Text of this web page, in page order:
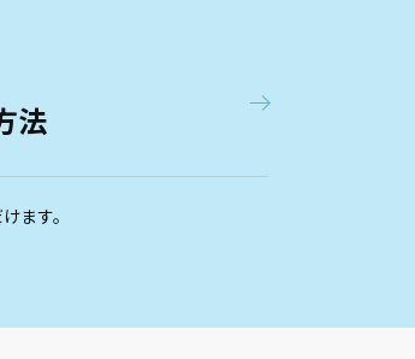
法
ます。